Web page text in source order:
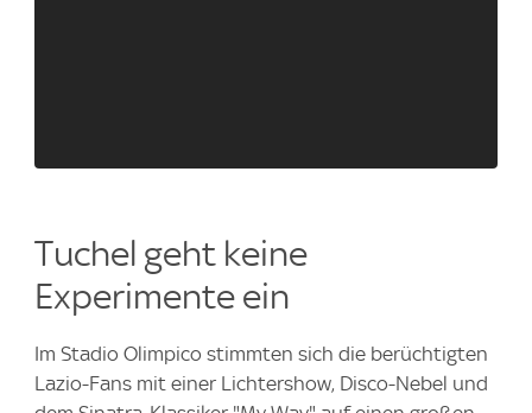
Tuchel geht keine
Experimente ein
Im Stadio Olimpico stimmten sich die berüchtigten
Lazio-Fans mit einer Lichtershow, Disco-Nebel und